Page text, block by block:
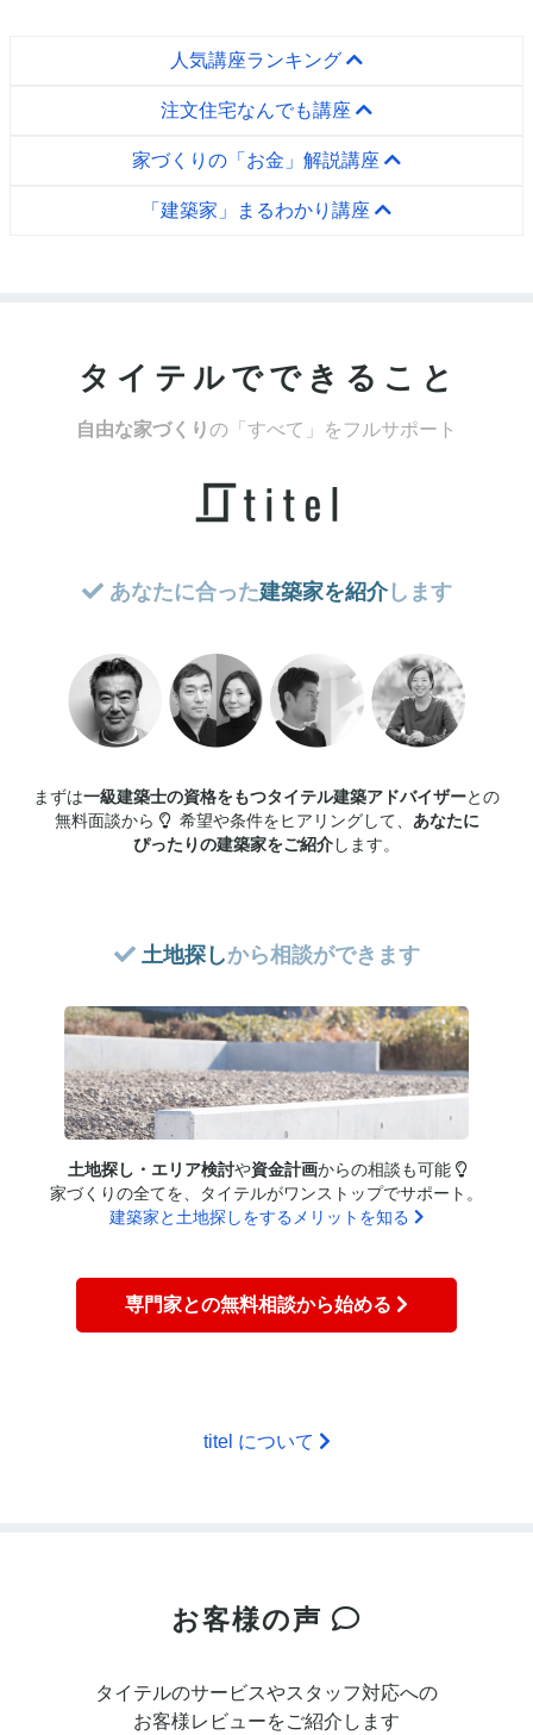
人気講座ランキング
注文住宅なんでも講座
家づくりの「お金」解説講座
「建築家」まるわかり講座
タイテルでできること
自由な家づくりの「すべて」をフルサポート
あなたに合った建築家を紹介します
まずは一級建築士の資格をもつタイテル建築アドバイザーとの
無料面談から
希望や条件をヒアリングして、 あなたに
ぴったりの建築家をご紹介 します。
土地探しから相談ができます
土地探し・エリア検討や資金計画からの相談も可能
家づくりの全てを、
タイテルがワンストップでサポート。
建築家と土地探しをするメリットを知る
専門家との無料相談から始める
titel について
お客様の声
タイテルのサービスやスタッフ対応への
お客様レビューをご紹介します